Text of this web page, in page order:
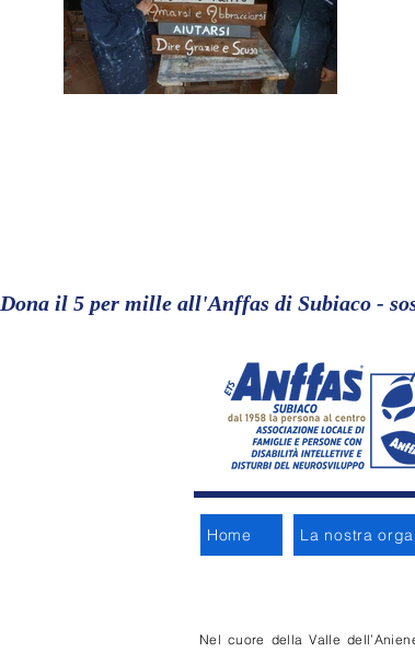
Dona il 5 per mille all'Anffas di Subiaco -
Home La nostra
Nel cuore della Valle